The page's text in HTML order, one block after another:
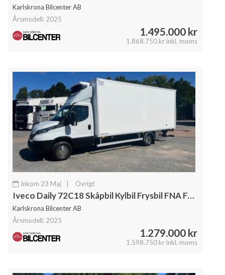
Karlskrona Bilcenter AB
Årsmodell: 2025
1.495.000 kr
1.868.750 kr inkl. moms
Inkom 23 Maj Övrigt
Iveco Daily 72C18 Skåpbil Kylbil Frysbil FNA Fullutrustad
Karlskrona Bilcenter AB
Årsmodell: 2025
1.279.000 kr
1.598.750 kr inkl. moms